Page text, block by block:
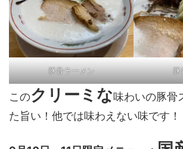
豚骨ラーメン 豚
このクリーミな味わいの豚骨
た旨い！他では味わえない味です！